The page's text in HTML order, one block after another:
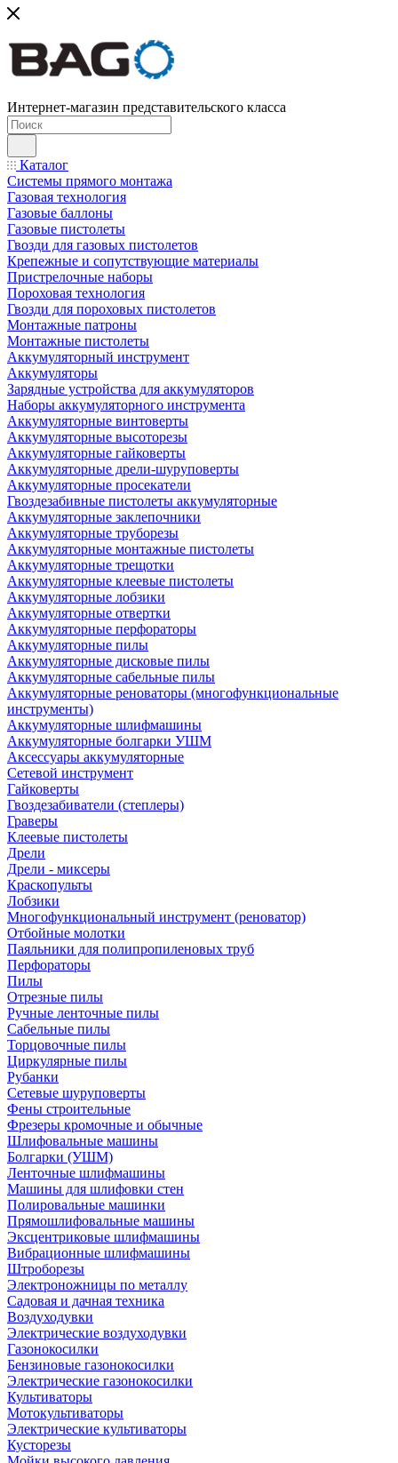
Интернет-магазин представительского класса
Каталог
Системы прямого монтажа
Газовая технология
Газовые баллоны
Газовые пистолеты
Гвозди для газовых пистолетов
Крепежные и сопутствующие материалы
Пристрелочные наборы
Пороховая технология
Гвозди для пороховых пистолетов
Монтажные патроны
Монтажные пистолеты
Аккумуляторный инструмент
Аккумуляторы
Зарядные устройства для аккумуляторов
Наборы аккумуляторного инструмента
Аккумуляторные винтоверты
Аккумуляторные высоторезы
Аккумуляторные гайковерты
Аккумуляторные дрели-шуруповерты
Аккумуляторные просекатели
Гвоздезабивные пистолеты аккумуляторные
Аккумуляторные заклепочники
Аккумуляторные труборезы
Аккумуляторные монтажные пистолеты
Аккумуляторные трещотки
Аккумуляторные клеевые пистолеты
Аккумуляторные лобзики
Аккумуляторные отвертки
Аккумуляторные перфораторы
Аккумуляторные пилы
Аккумуляторные дисковые пилы
Аккумуляторные сабельные пилы
Аккумуляторные реноваторы (многофункциональные
инструменты)
Аккумуляторные шлифмашины
Аккумуляторные болгарки УШМ
Аксессуары аккумуляторные
Сетевой инструмент
Гайковерты
Гвоздезабиватели (степлеры)
Граверы
Клеевые пистолеты
Дрели
Дрели - миксеры
Краскопульты
Лобзики
Многофункциональный инструмент (реноватор)
Отбойные молотки
Паяльники для полипропиленовых труб
Перфораторы
Пилы
Отрезные пилы
Ручные ленточные пилы
Сабельные пилы
Торцовочные пилы
Циркулярные пилы
Рубанки
Сетевые шуруповерты
Фены строительные
Фрезеры кромочные и обычные
Шлифовальные машины
Болгарки (УШМ)
Ленточные шлифмашины
Машины для шлифовки стен
Полировальные машинки
Прямошлифовальные машины
Эксцентриковые шлифмашины
Вибрационные шлифмашины
Штроборезы
Электроножницы по металлу
Садовая и дачная техника
Воздуходувки
Электрические воздуходувки
Газонокосилки
Бензиновые газонокосилки
Электрические газонокосилки
Культиваторы
Мотокультиваторы
Электрические культиваторы
Кусторезы